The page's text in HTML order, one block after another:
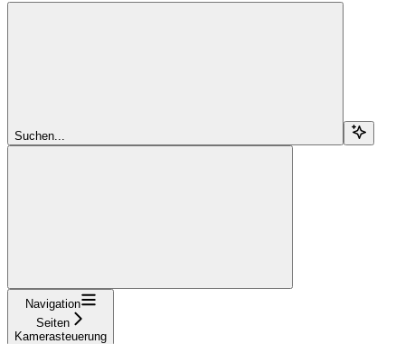
Suchen...
Navigation
Seiten
Kamerasteuerung